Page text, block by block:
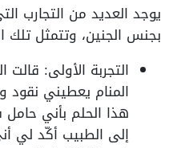
يوجد العديد من التجارب
بجنس الجنين، وتتمثل تلك
التجربة الأولى:
المنام يعطيني
هذا الحلم بأني
إلى الطبيب أكّد لي